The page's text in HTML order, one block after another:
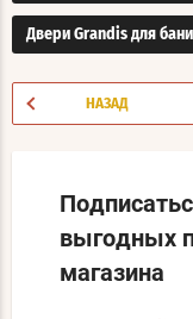
Двери Grandis для бани
НАЗАД
выгодных
магазина